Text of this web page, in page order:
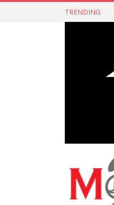
TRENDING